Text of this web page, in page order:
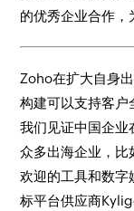
的优秀企业合作，
Zoho在扩大自身
构建可以支持客户
我们见证中国企业
众多出海企业，比
欢迎的工具和数字
标平台供应商